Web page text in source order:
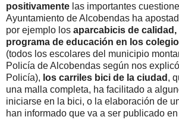
positivamente las importantes
Ayuntamiento de Alcobendas ha
por ejemplo los aparcabicis de calidad,
programa de educación en los
(todos los escolares del municipio
Policía de Alcobendas según nos
Policía), los carriles bici de la ciudad ,
una malla completa, ha facilitado a
iniciarse en la bici, o la elaboración de
han informado que va a ser publicado